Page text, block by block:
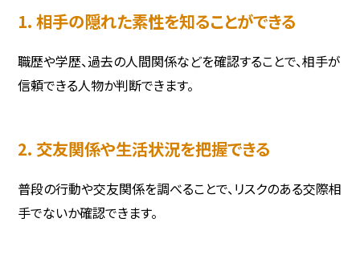
1. 相手の隠れた素性を知ることができる
職歴や学歴、過去の人間関係などを確認することで、相手が
信頼できる人物か判断できます。
2. 交友関係や生活状況を把握できる
普段の行動や交友関係を調べることで、リスクのある交際相
手でないか確認できます。